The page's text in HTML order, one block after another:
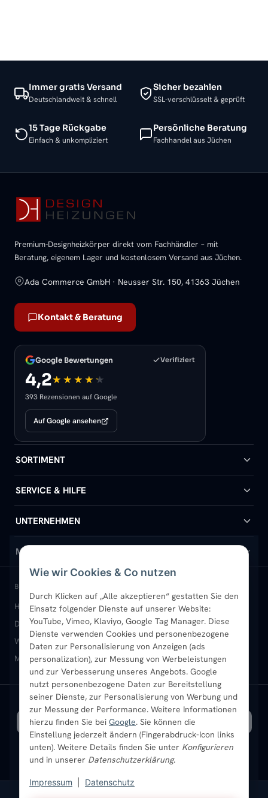
Wie wir Cookies & Co nutzen
Durch Klicken auf „Alle akzeptieren“ gestatten Sie den
Einsatz folgender Dienste auf unserer Website:
YouTube, Vimeo, Klaviyo, Google Tag Manager. Diese
Dienste verwenden Cookies und personenbezogene
Daten zur Personalisierung von Anzeigen (ads
personalization), zur Messung von Werbeleistungen
und zur Verbesserung unseres Angebots. Google
nutzt personenbezogene Daten zur Bereitstellung
seiner Dienste, zur Personalisierung von Werbung und
zur Messung der Performance. Weitere Informationen
hierzu finden Sie bei Google. Sie können die
Einstellung jederzeit ändern (Fingerabdruck-Icon links
unten). Weitere Details finden Sie unter Konfigurieren
und in unserer Datenschutzerklärung.
Impressum Datenschutz
Immer gratis Versand
Deutschlandweit & schnell
Sicher bezahlen
SSL-verschlüsselt & geprüft
15 Tage Rückgabe
Einfach & unkompliziert
Persönliche Beratung
Fachhandel aus Jüchen
Premium-Designheizkörper direkt vom Fachhändler – mit
Beratung, eigenem Lager und kostenlosem Versand aus Jüchen.
Ada Commerce GmbH · Neusser Str. 150, 41363 Jüchen
Kontakt & Beratung
Google Bewertungen Verifiziert
4,2
393 Rezensionen auf Google
Auf Google ansehen
SORTIMENT
Badheizkörper
Handtuchheizkörper
Design-Heizkörper
Paneelheizkörper
Vertikal-Heizkörper
Heizkörper-Zubehör
SERVICE & HILFE
Hilfe & Kontakt
Versand & Lieferung
Rückgabe & Widerruf
Garantie & Gewährleistung
Montageservice vor Ort
Sendung verfolgen
UNTERNEHMEN
Wir über uns
Standort & Abholung Jüchen
B2B-Kunden
Karriere
Ratgeber
Bestpreisgarantie
MEIN KONTO
Anmelden / Mein Konto
Merkliste
Newsletter
Aktuelle Angebote
BELIEBTE KATEGORIEN
Heizkörper kaufenBadheizkörperHandtuchheizkörper
Design-HeizkörperPaneelheizkörperVertikal-Heizkörper
Wandheizkörper Wohnraum-Heizkörper Badheizkörper Schwarz
Mischbetrieb-HeizkörperHeizkörper-ZubehörAktuelle Angebote
SICHERE ZAHLUNG VERSAND MIT